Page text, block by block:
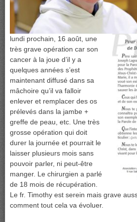
lundi prochain, 16 août, une
très grave opération car son
cancer à la joue d’il y a
quelques années s’est
maintenant diffusé dans sa
mâchoire qu’il va falloir
enlever et remplacer des os
prélevés dans la jambe +
greffe de peau, etc. Une très
grosse opération qui doit
durer la journée et pourrait le
laisser plusieurs mois sans
pouvoir parler, ni peut-être
manger. Le chirurgien a parlé
de 18 mois de récupération.
Le fr. Timothy est serein mais grave
comment tout cela va évoluer.